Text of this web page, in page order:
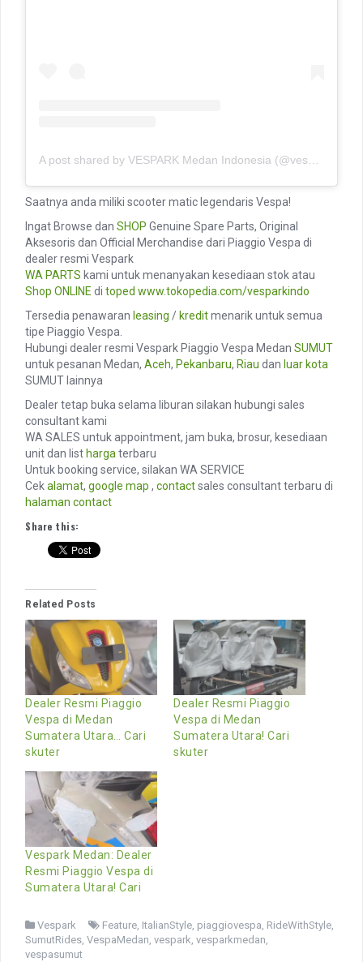
Saatnya anda miliki scooter matic legendaris Vespa!
Ingat Browse dan SHOP Genuine Spare Parts, Original
Aksesoris dan Official Merchandise dari Piaggio Vespa di
dealer resmi Vespark
WA PARTS kami untuk menanyakan kesediaan stok atau
Shop ONLINE di toped www.tokopedia.com/vesparkindo
Tersedia penawaran leasing /kreditmenarik untuk semua
tipe Piaggio Vespa.
Hubungi dealer resmi Vespark Piaggio Vespa Medan SUMUT
untuk pesanan Medan, Aceh, Pekanbaru, Riau dan luar kota
SUMUT lainnya
Dealer tetap buka selama liburan silakan hubungi sales
consultant kami
WA SALES untuk appointment, jam buka, brosur, kesediaan
unit dan listharga terbaru
Untuk booking service, silakan WA SERVICE
Cekalamat, google map , contactsales consultant terbaru di
halaman contact
Share this:
Related Posts
Dealer Resmi Piaggio
Vespa di Medan
Sumatera Utara… Cari
skuter
Dealer Resmi Piaggio
Vespa di Medan
Sumatera Utara! Cari
skuter
Vespark Medan: Dealer
Resmi Piaggio Vespa di
Sumatera Utara! Cari
Vespark Feature ItalianStyle piaggiovespa RideWithStyle
SumutRides VespaMedan vespark vesparkmedan
vespasumut